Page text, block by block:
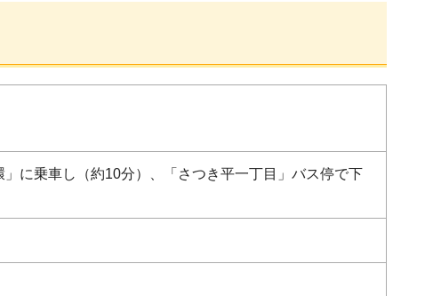
に乗車し（約10分）、「さつき平一丁目」バス停で下